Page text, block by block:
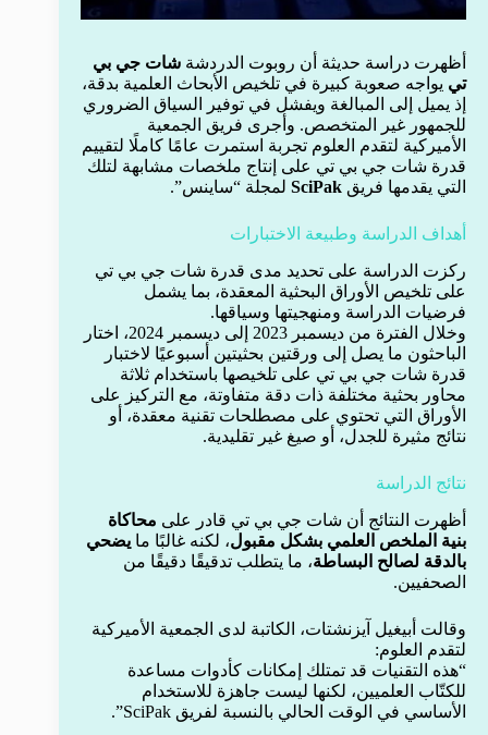
أظهرت دراسة حديثة أن روبوت الدردشة شات جي بي
تي يواجه صعوبة كبيرة في تلخيص الأبحاث العلمية بدقة،
إذ يميل إلى المبالغة ويفشل في توفير السياق الضروري
للجمهور غير المتخصص. وأجرى فريق الجمعية
الأميركية لتقدم العلوم تجربة استمرت عامًا كاملًا لتقييم
قدرة شات جي بي تي على إنتاج ملخصات مشابهة لتلك
التي يقدمها فريق SciPak لمجلة “ساينس”.
أهداف الدراسة وطبيعة الاختبارات
ركزت الدراسة على تحديد مدى قدرة شات جي بي تي
على تلخيص الأوراق البحثية المعقدة، بما يشمل
فرضيات الدراسة ومنهجيتها وسياقها.
وخلال الفترة من ديسمبر 2023 إلى ديسمبر 2024، اختار
الباحثون ما يصل إلى ورقتين بحثيتين أسبوعيًا لاختبار
قدرة شات جي بي تي على تلخيصها باستخدام ثلاثة
محاور بحثية مختلفة ذات دقة متفاوتة، مع التركيز على
الأوراق التي تحتوي على مصطلحات تقنية معقدة، أو
نتائج مثيرة للجدل، أو صيغ غير تقليدية.
نتائج الدراسة
أظهرت النتائج أن شات جي بي تي قادر على محاكاة
بنية الملخص العلمي بشكل مقبول، لكنه غالبًا ما يضحي
بالدقة لصالح البساطة، ما يتطلب تدقيقًا دقيقًا من
الصحفيين.
وقالت أبيغيل آيزنشتات، الكاتبة لدى الجمعية الأميركية
لتقدم العلوم:
“هذه التقنيات قد تمتلك إمكانات كأدوات مساعدة
للكتّاب العلميين، لكنها ليست جاهزة للاستخدام
الأساسي في الوقت الحالي بالنسبة لفريق SciPak”.